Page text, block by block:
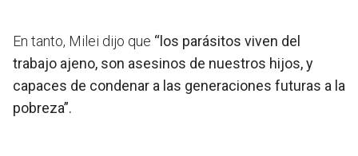
En tanto, Milei dijo que “los parásitos viven del
trabajo ajeno, son asesinos de nuestros hijos, y
capaces de condenar a las generaciones futuras a la
pobreza”.